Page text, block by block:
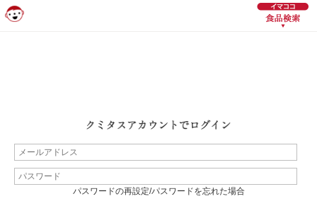
パスワードの再設定/パスワードを忘れた場合